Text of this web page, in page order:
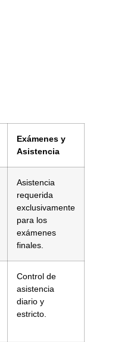
Exámenes y
Asistencia
Asistencia
requerida
exclusivamente
para los
exámenes
finales.
Control de
asistencia
diario y
estricto.